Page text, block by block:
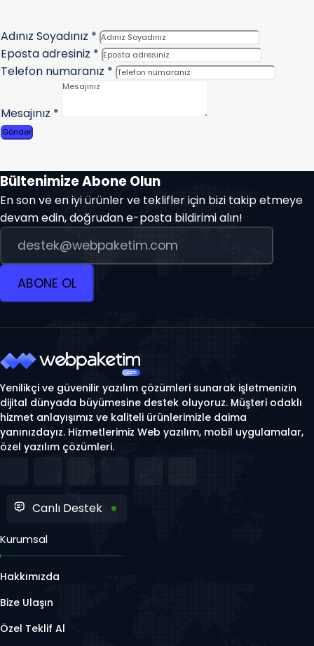
Adınız Soyadınız *
Eposta adresiniz *
Telefon numaranız *
Mesajınız *
Gönder
Bültenimize Abone Olun
En son ve en iyi ürünler ve teklifler için bizi takip etmeye
devam edin, doğrudan e-posta bildirimi alın!
ABONE OL
Yenilikçi ve güvenilir yazılım çözümleri sunarak işletmenizin
dijital dünyada büyümesine destek oluyoruz. Müşteri odaklı
hizmet anlayışımız ve kaliteli ürünlerimizle daima
yanınızdayız. Hizmetlerimiz Web yazılım, mobil uygulamalar,
özel yazılım çözümleri.
Canlı Destek
Kurumsal
Hakkımızda
Bize Ulaşın
Özel Teklif Al